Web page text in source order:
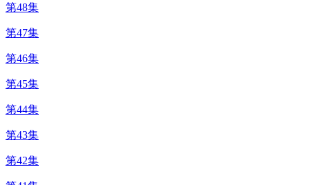
第48集
第47集
第46集
第45集
第44集
第43集
第42集